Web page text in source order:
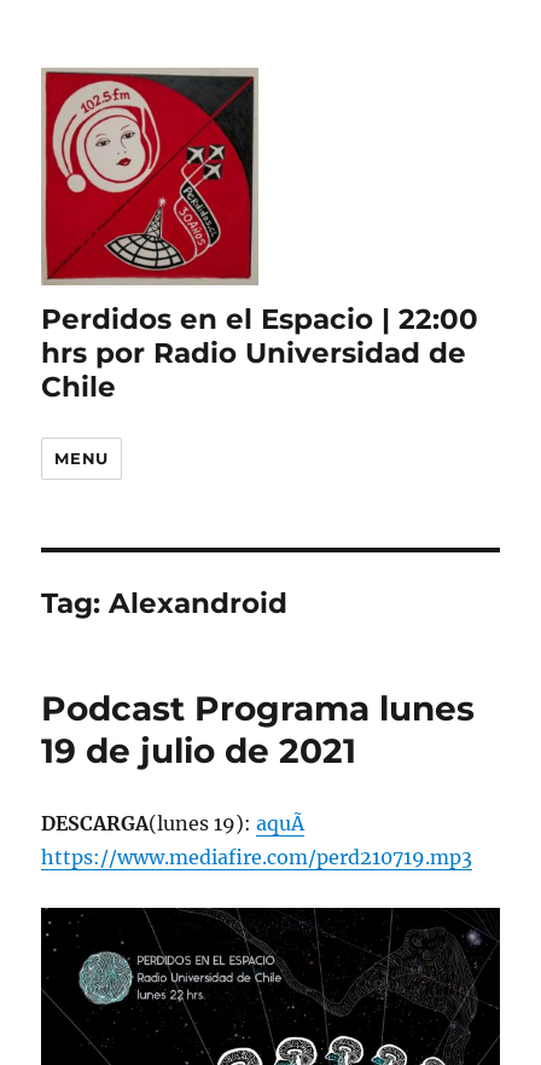
Perdidos en el Espacio | 22:00
hrs por Radio Universidad de
Chile
MENU
Tag:Alexandroid
Podcast Programa lunes
19 de julio de 2021
DESCARGA(lunes 19):aquÃ­
https://www.mediafire.com/perd210719.mp3